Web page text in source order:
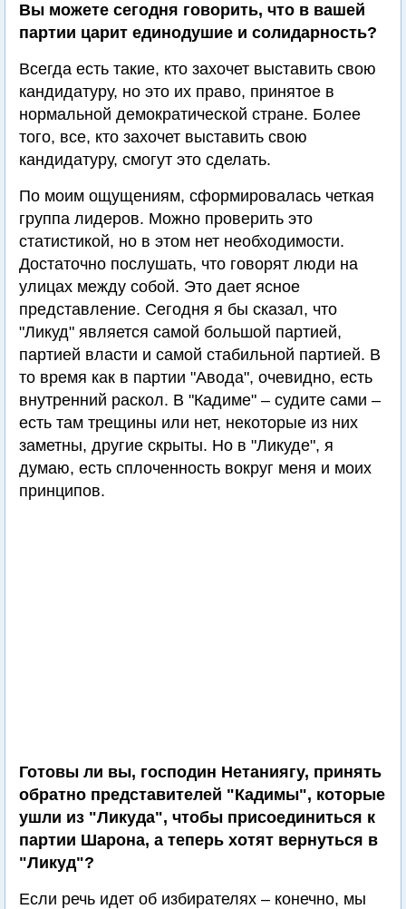
Вы можете сегодня говорить, что в вашей
партии царит единодушие и солидарность?
Всегда есть такие, кто захочет выставить свою
кандидатуру, но это их право, принятое в
нормальной демократической стране. Более
того, все, кто захочет выставить свою
кандидатуру, смогут это сделать.
По моим ощущениям, сформировалась четкая
группа лидеров. Можно проверить это
статистикой, но в этом нет необходимости.
Достаточно послушать, что говорят люди на
улицах между собой. Это дает ясное
представление. Сегодня я бы сказал, что
"Ликуд" является самой большой партией,
партией власти и самой стабильной партией. В
то время как в партии "Авода", очевидно, есть
внутренний раскол. В "Кадиме" – судите сами –
есть там трещины или нет, некоторые из них
заметны, другие скрыты. Но в "Ликуде", я
думаю, есть сплоченность вокруг меня и моих
принципов.
Готовы ли вы, господин Нетаниягу, принять
обратно представителей "Кадимы", которые
ушли из "Ликуда", чтобы присоединиться к
партии Шарона, а теперь хотят вернуться в
"Ликуд"?
Если речь идет об избирателях – конечно, мы